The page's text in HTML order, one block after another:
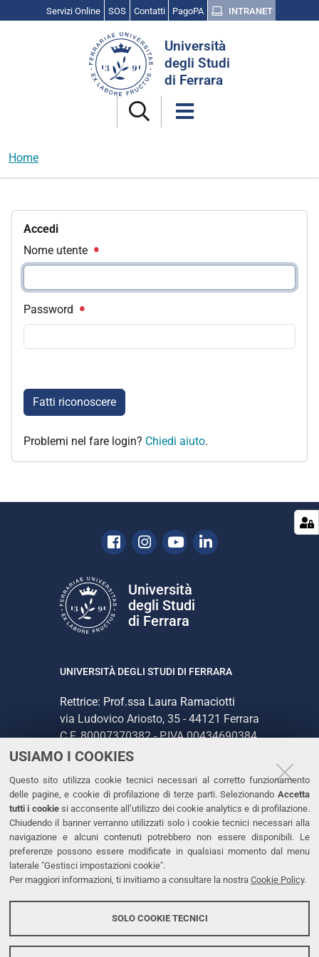
USIAMO I COOKIES
Questo sito utilizza cookie tecnici necessari al corretto funzionamento
delle pagine, e cookie di profilazione di terze parti. Selezionando Accetta
tutti i cookiesi acconsente all’utilizzo dei cookie analytics e di profilazione.
Chiudendo il banner verranno utilizzati solo i cookie tecnici necessari alla
navigazione e alcuni contenuti potrebbero non essere disponibili. Le
preferenze possono essere modificate in qualsiasi momento dal menu
laterale "Gestisci impostazioni cookie".
Per maggiori informazioni, ti invitiamo a consultare la nostra Cookie Policy.
SOLO COOKIE TECNICI
Servizi Online SOS Contatti PagoPA INTRANET
Università
degli Studi
di Ferrara
Home
Accedi
Nome utente
Password
Fatti riconoscere
Problemi nel fare login? Chiedi aiuto.
Facebook
Instagram
YoutubeLinkedin
Università
degli Studi
di Ferrara
UNIVERSITÀ DEGLI STUDI DI FERRARA
Rettrice: Prof.ssa Laura Ramaciotti
via Ludovico Ariosto, 35 - 44121 Ferrara
C.F. 80007370382 - P.IVA 00434690384
CONTATTI
Tel. +39 0532 293111
Fax. +39 0532 293031
PEC
LINKS
Accessibilità
Protezione dati personali